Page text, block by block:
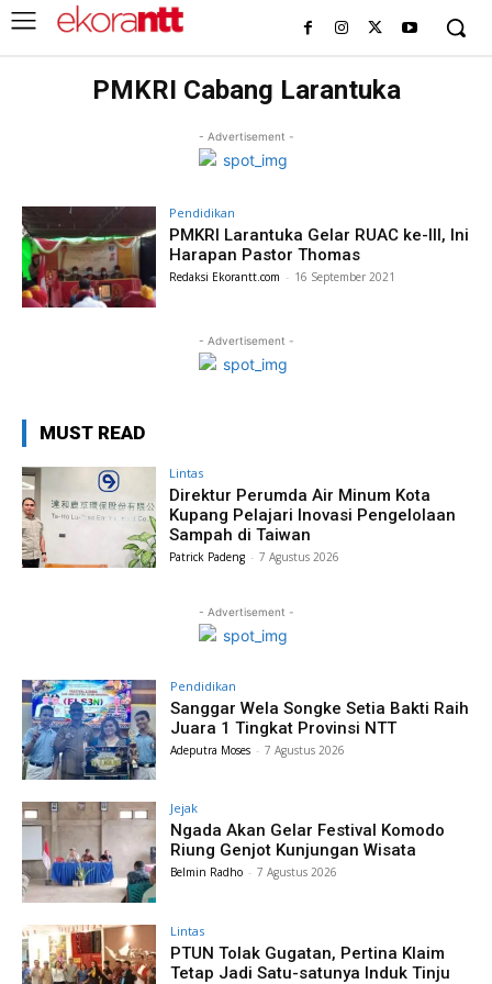
PMKRI Cabang Larantuka
- Advertisement -
Pendidikan
PMKRI Larantuka Gelar RUAC ke-III, Ini
Harapan Pastor Thomas
Redaksi Ekorantt.com - 16 September 2021
- Advertisement -
MUST READ
Lintas
Direktur Perumda Air Minum Kota
Kupang Pelajari Inovasi Pengelolaan
Sampah di Taiwan
Patrick Padeng - 7 Agustus 2026
- Advertisement -
Pendidikan
Sanggar Wela Songke Setia Bakti Raih
Juara 1 Tingkat Provinsi NTT
Adeputra Moses - 7 Agustus 2026
Jejak
Ngada Akan Gelar Festival Komodo
Riung Genjot Kunjungan Wisata
Belmin Radho - 7 Agustus 2026
Lintas
PTUN Tolak Gugatan, Pertina Klaim
Tetap Jadi Satu-satunya Induk Tinju